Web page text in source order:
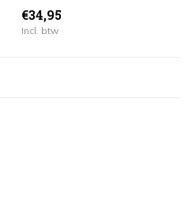
€34,95
Incl. btw